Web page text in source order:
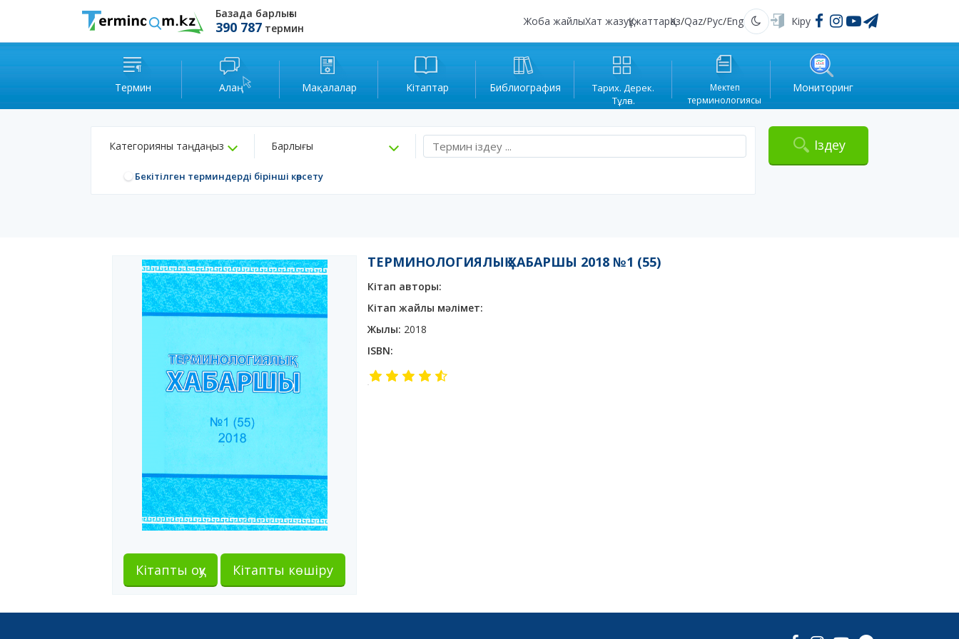
Базада барлығы
390 787 термин
Жоба жайлыХат жазуҚұжаттарҚаз/Qaz/Рус/Eng Қараңғы Кіру
Термин Алаң Мақалалар Кітаптар Библиография
Тарих. Дерек.
Тұлға.
Мектеп
терминологиясы
Мониторинг
Категорияны таңдаңыз Барлығы
Бекітілген терминдерді бірінші көрсету
Іздеу
Кітапты оқу Кітапты көшіру
ТЕРМИНОЛОГИЯЛЫҚ ХАБАРШЫ 2018 №1 (55)
Кітап авторы:
Кітап жайлы мәлімет:
Жылы: 2018
ISBN: